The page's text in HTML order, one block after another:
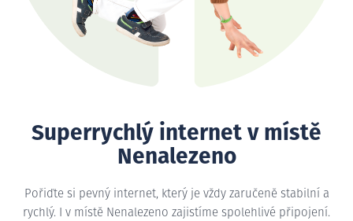
Superrychlý internet v místě
Nenalezeno
Pořiďte si pevný internet, který je vždy zaručeně stabilní a
rychlý. I v místě Nenalezeno zajistíme spolehlivé připojení.